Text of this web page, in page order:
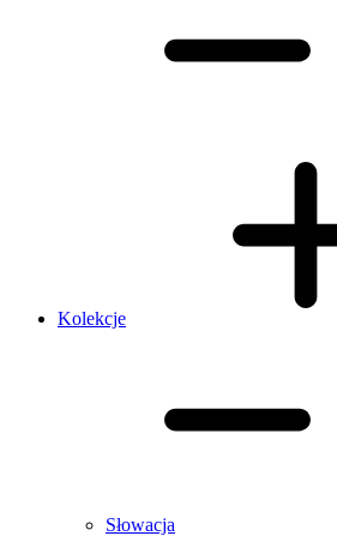
Kolekcje
Słowacja